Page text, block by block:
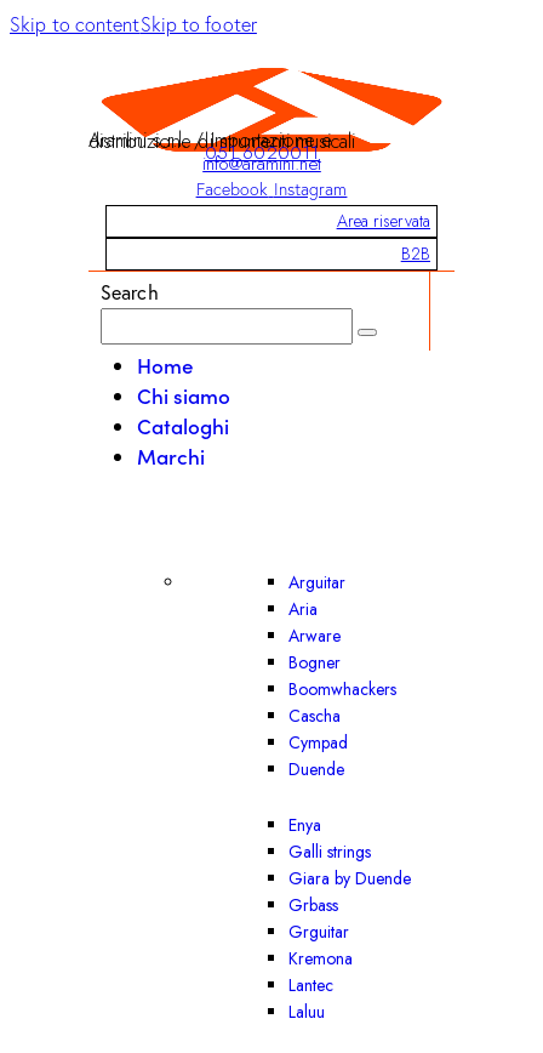
Skip to contentSkip to footer
Aramini s.r.l. / Importazione e distribuzione di strumenti musicali
051 6020011
info@aramini.net
Facebook Instagram
Area riservata
B2B
Search
Home
Chi siamo
Cataloghi
Marchi
Arguitar
Aria
Arware
Bogner
Boomwhackers
Cascha
Cympad
Duende
Enya
Galli strings
Giara by Duende
Grbass
Grguitar
Kremona
Lantec
Laluu